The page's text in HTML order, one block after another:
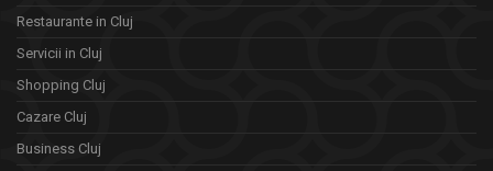
Restaurante in Cluj
Servicii in Cluj
Shopping Cluj
Cazare Cluj
Business Cluj